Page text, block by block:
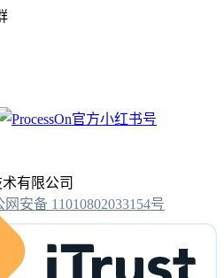
有限公司
网安备 11010802033154号